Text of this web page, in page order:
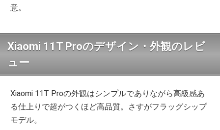
意。
Xiaomi 11T Proのデザイン・外観のレビ
ュー
Xiaomi 11T Proの外観はシンプルでありながら高級感あ
る仕上りで超がつくほど高品質。さすがフラッグシップ
モデル。